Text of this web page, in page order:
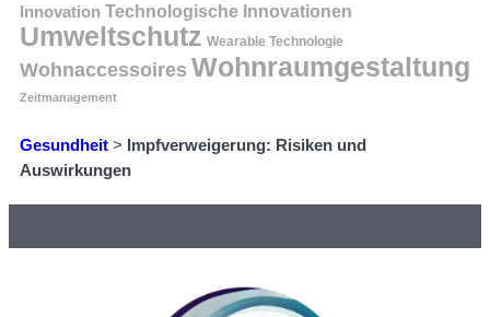
Innovation Technologische Innovationen
Umweltschutz Wearable Technologie
Wohnaccessoires Wohnraumgestaltung
Zeitmanagement
Gesundheit > Impfverweigerung: Risiken und
Auswirkungen